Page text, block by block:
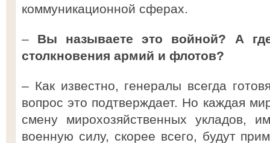
коммуникационной сферах.
– Вы называете это войной? А
столкновения армий и флотов?
– Как известно, генералы всегда
вопрос это подтверждает. Но каждая
смену мирохозяйственных укладов,
военную силу, скорее всего, будут